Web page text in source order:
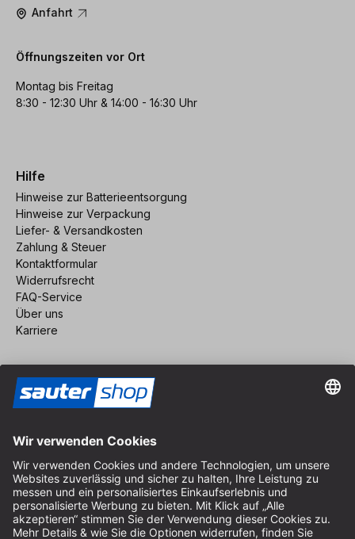
Anfahrt
Öffnungszeiten vor Ort
Montag bis Freitag
8:30 - 12:30 Uhr & 14:00 - 16:30 Uhr
Hilfe
Hinweise zur Batterieentsorgung
Hinweise zur Verpackung
Liefer- & Versandkosten
Zahlung & Steuer
Kontaktformular
Widerrufsrecht
FAQ-Service
Über uns
Karriere
Impressum
AGB
Datenschutz